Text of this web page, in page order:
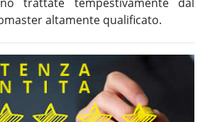
altamente qualificato.